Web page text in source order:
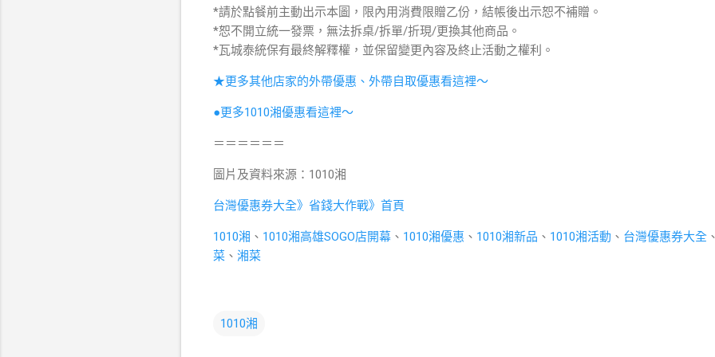
*請於點餐前主動出示本圖，限內用消費限贈乙份，結帳後出示恕不補贈。
*恕不開立統一發票，無法拆桌/拆單/折現/更換其他商品。
*瓦城泰統保有最終解釋權，並保留變更內容及終止活動之權利。
★更多其他店家的外帶優惠、外帶自取優惠看這裡～
●更多1010湘優惠看這裡～
＝＝＝＝＝＝
圖片及資料來源：1010湘
台灣優惠券大全》省錢大作戰》首頁
1010湘 、 1010湘高雄SOGO店開幕 、 1010湘優惠 、 1010湘新品 、 1010湘活動 、 台灣優惠券大全
菜 、 湘菜
1010湘